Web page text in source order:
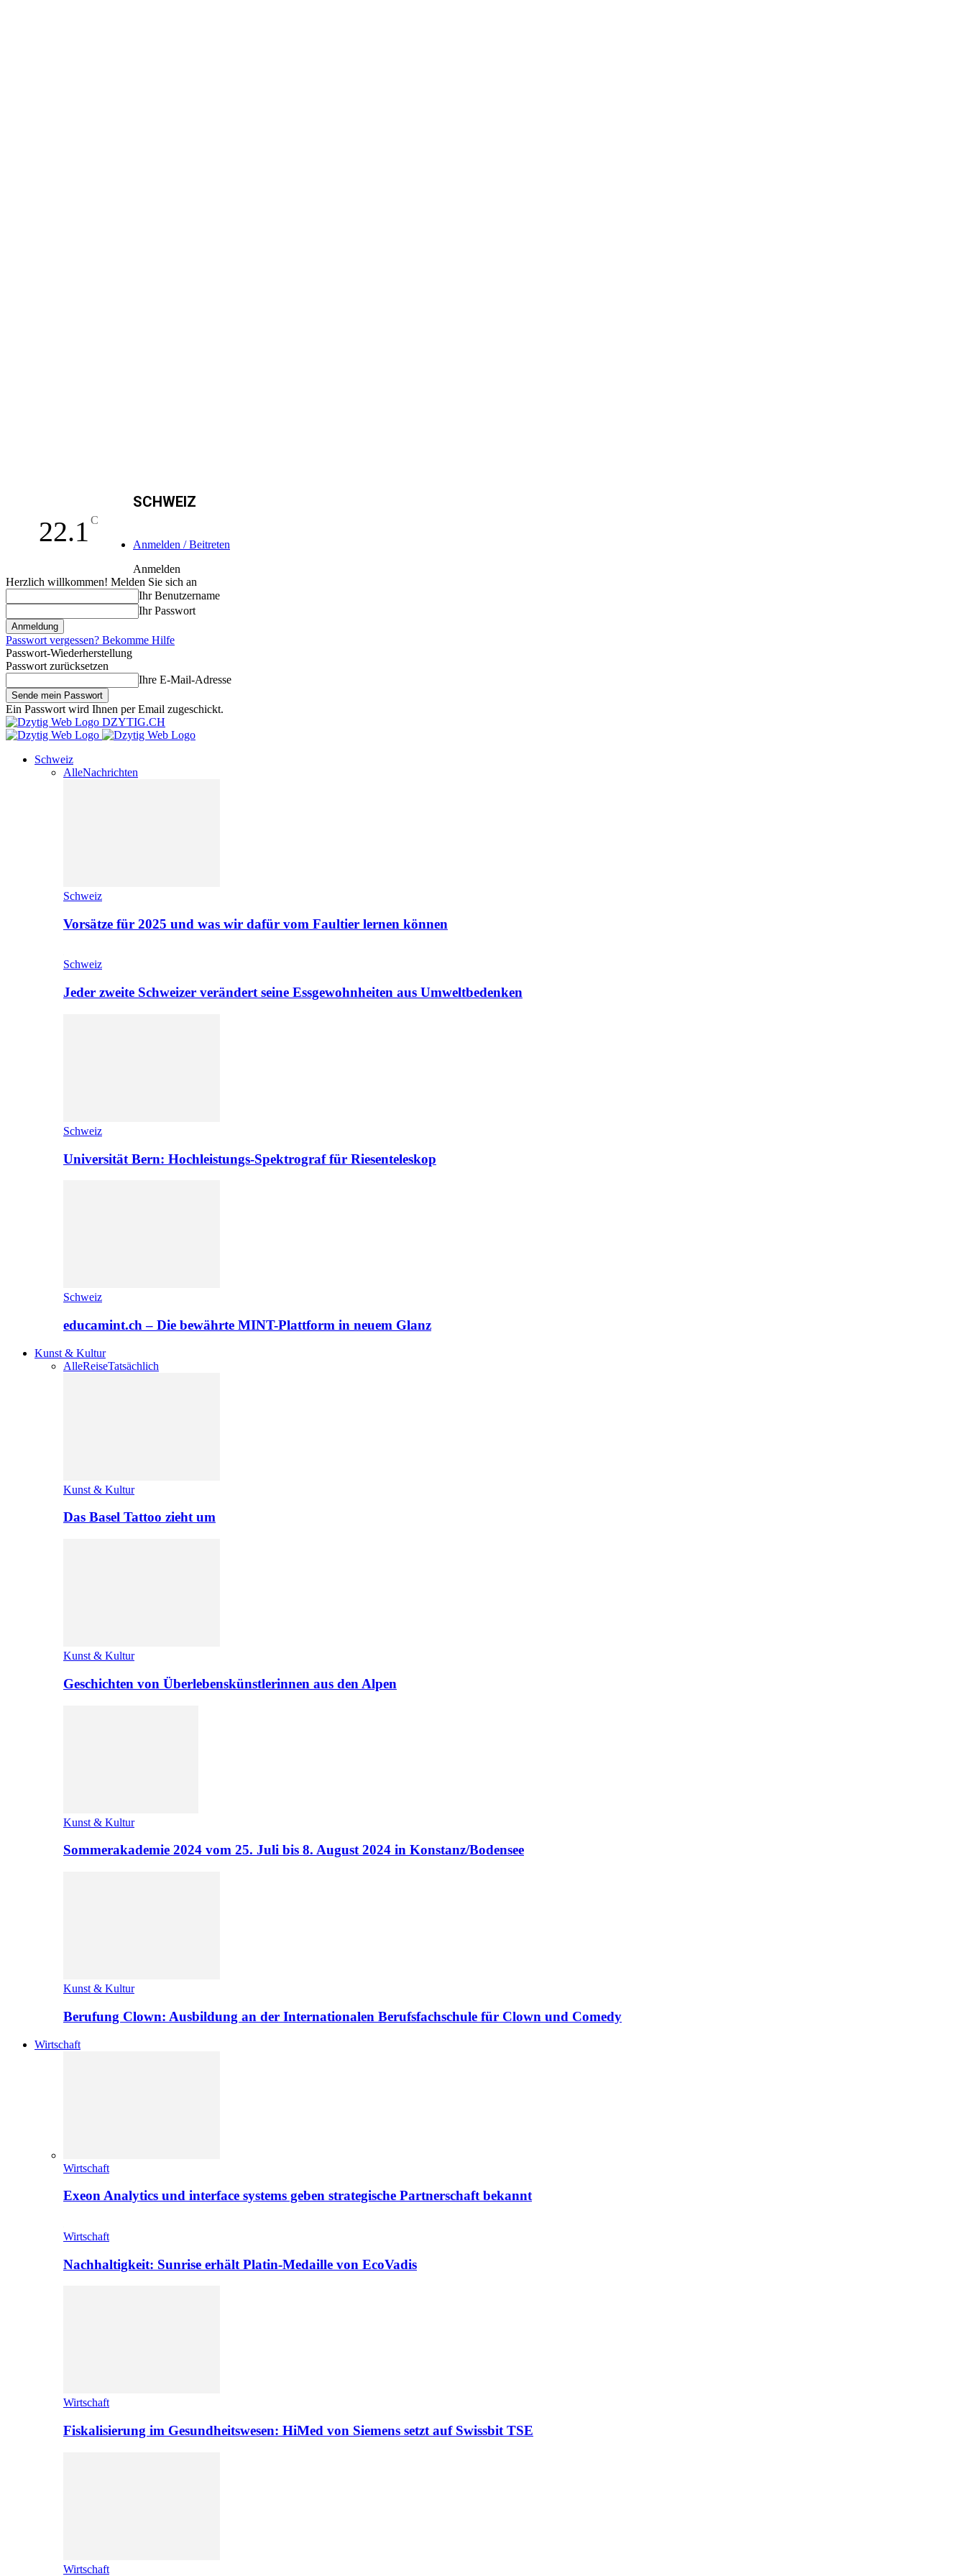
22.1 C
SCHWEIZ
Anmelden / Beitreten
Anmelden
Herzlich willkommen! Melden Sie sich an
Ihr Benutzername
Ihr Passwort
Passwort vergessen? Bekomme Hilfe
Passwort-Wiederherstellung
Passwort zurücksetzen
Ihre E-Mail-Adresse
Ein Passwort wird Ihnen per Email zugeschickt.
DZYTIG.CH
Schweiz
AlleNachrichten
Schweiz
Vorsätze für 2025 und was wir dafür vom Faultier lernen können
Schweiz
Jeder zweite Schweizer verändert seine Essgewohnheiten aus Umweltbedenken
Schweiz
Universität Bern: Hochleistungs-Spektrograf für Riesenteleskop
Schweiz
educamint.ch – Die bewährte MINT-Plattform in neuem Glanz
Kunst & Kultur
AlleReiseTatsächlich
Kunst & Kultur
Das Basel Tattoo zieht um
Kunst & Kultur
Geschichten von Überlebenskünstlerinnen aus den Alpen
Kunst & Kultur
Sommerakademie 2024 vom 25. Juli bis 8. August 2024 in Konstanz/Bodensee
Kunst & Kultur
Berufung Clown: Ausbildung an der Internationalen Berufsfachschule für Clown und Comedy
Wirtschaft
Wirtschaft
Exeon Analytics und interface systems geben strategische Partnerschaft bekannt
Wirtschaft
Nachhaltigkeit: Sunrise erhält Platin-Medaille von EcoVadis
Wirtschaft
Fiskalisierung im Gesundheitswesen: HiMed von Siemens setzt auf Swissbit TSE
Wirtschaft